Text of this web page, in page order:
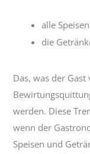
alle
die
Das, was der
werden. Diese
wenn der
Speisen und